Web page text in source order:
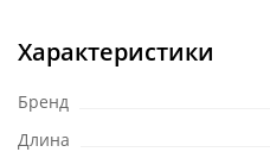
Характеристики
Бренд
Длина